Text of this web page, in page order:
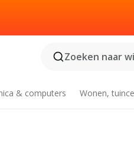
Zoeken naar
& computers Wonen,